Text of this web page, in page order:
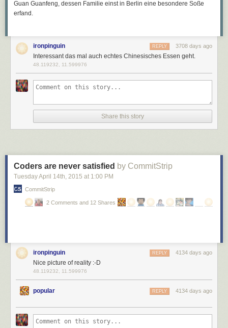
Guan Guanfeng, dessen Familie einst in Berlin eine besondere Soße
erfand.
ironpinguin 3708 days ago
REPLY
Interessant das mal auch echtes Chinesisches Essen geht.
48.119232, 11.599976
Share this story
Coders are never satisfied by CommitStrip
Tuesday April 14th, 2015 at 1:00 PM
CommitStrip
2 Comments and 12 Shares
ironpinguin 4134 days ago
REPLY
Nice picture of reality :-D
48.119232, 11.599976
popular 4134 days ago
REPLY